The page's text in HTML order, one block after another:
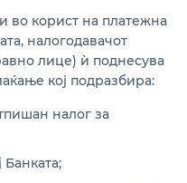
во корист на платежна
налогодавачот
лице) ѝ поднесува
кој подразбира:
налог за